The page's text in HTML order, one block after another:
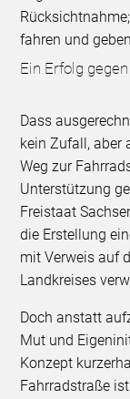
fahren und
Ein Erfolg
Dass
kein Zufall, aber
Weg zur
Unterstützung
Freistaat
die Erstellung
mit Verweis auf
Landkreises
Doch anstatt
Mut und
Konzept
Fahrradstraße